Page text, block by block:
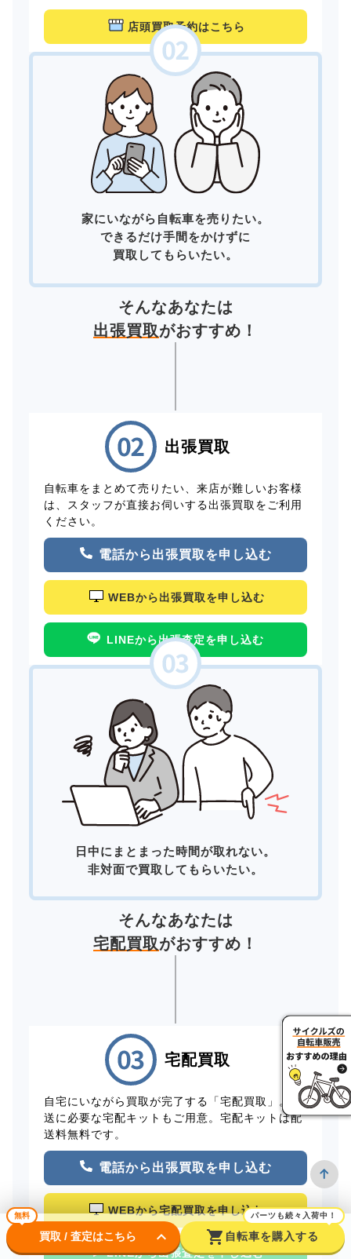
店頭買取予約はこちら
家にいながら自転車を売りたい。
できるだけ手間をかけずに
買取してもらいたい。
そんなあなたは
出張買取がおすすめ！
出張買取
自転車をまとめて売りたい、来店が難しいお客様
は、スタッフが直接お伺いする出張買取をご利用
ください。
電話から出張買取を申し込む
WEBから出張買取を申し込む
LINEから出張査定を申し込む
日中にまとまった時間が取れない。
非対面で買取してもらいたい。
そんなあなたは
宅配買取がおすすめ！
宅配買取
自宅にいながら買取が完了する「宅配買取」。配
送に必要な宅配キットもご用意。宅配キットは配
送料無料です。
電話から出張買取を申し込む
WEBから宅配買取を申し込む
LINEから出張査定を申し込む
無料
買取 / 査定はこちら keyboard_arrow_down shopping_cart
パーツも続々入荷中！
自転車を購入する